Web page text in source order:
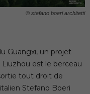
© stefano boeri architetti
Guangxi, un projet
est le berceau
tout droit de
Stefano Boeri